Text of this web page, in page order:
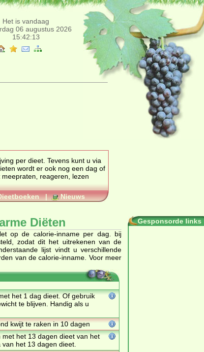
Het is vandaag
06 augustus 2026
15:42:14
per dieet . Tevens kunt u via
wordt er ook nog een dag of
reageren, lezen
|
Nieuws
Diëten
op de calorie-inname per dag. bij
zodat dit het uitrekenen van de
lijst vindt u verschillende
van de calorie-inname. Voor meer
het 1 dag dieet. Of gebruik
te blijven. Handig als u
kwijt te raken in 10 dagen
het 13 dagen dieet van het
het 13 dagen dieet.
Gesponsorde links